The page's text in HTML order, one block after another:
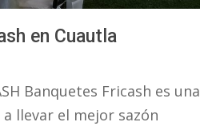
en Cuautla
Banquetes Fricash es una
llevar el mejor sazón